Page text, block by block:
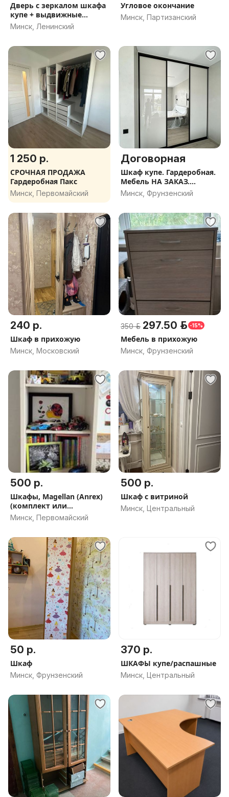
Дверь с зеркалом шкафа
купе + выдвижные
ящики
Минск, Ленинский
Угловое окончание
Минск, Партизанский
1 250 р.
СРОЧНАЯ ПРОДАЖА
Гардеробная Пакс
Минск, Первомайский
Договорная
Шкаф купе. Гардеробная.
Мебель НА ЗАКАЗ.
Рассрочка.
Минск, Фрунзенский
240 р.
Шкаф в прихожую
Минск, Московский
350 р. 297.50 р. -15%
Мебель в прихожую
Минск, Фрунзенский
500 р.
Шкафы, Magellan (Anrex)
(комплект или
поштучно)
Минск, Первомайский
500 р.
Шкаф с витриной
Минск, Центральный
50 р.
Шкаф
Минск, Фрунзенский
370 р.
ШКАФЫ купе/распашные
Минск, Центральный